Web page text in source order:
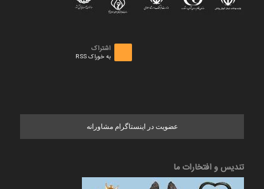
اشتراک
به خوراک RSS
عضویت در اینستاگرام مشاورانه
تندیس و افتخارات ما